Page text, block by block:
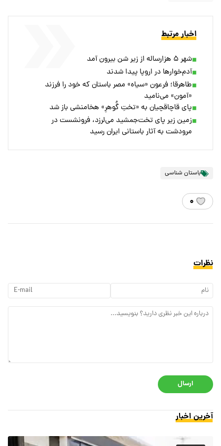
اخبار مرتبط
شهر ۵ هزارساله از زیر شن بیرون آمد
آدم‌خوارها در اروپا پیدا شدند
طاهرقا؛ فرعون «سیاه» مصر باستان که خود را فرزند
«آمون» می‌نامید
پای قاچاقچیان به «تختِ گُوهرِ» هخامنشی باز شد
زمین زیر پای تخت‌جمشید می‌لرزد، فرونشست در
مرودشت به آثار باستانی ایران رسید
باستان شناسی
۰
نظرات
ارسال
آخرین اخبار